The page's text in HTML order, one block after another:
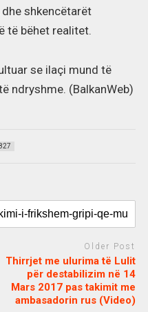
shkencëtarët
të bëhet realitet.
se ilaçi mund të
ndryshme. (BalkanWeb)
Older Post
Thirrjet me ulurima të Lulit
për destabilizim në 14
Mars 2017 pas takimit me
ambasadorin rus (Video)